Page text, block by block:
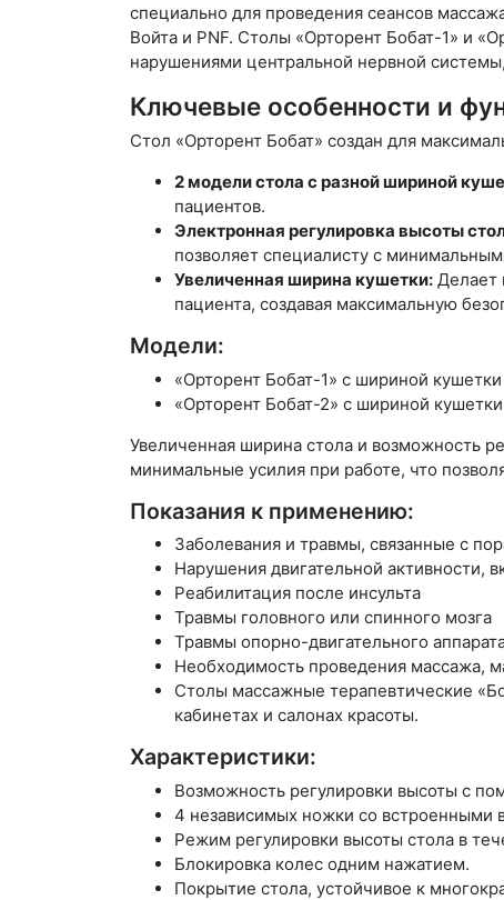
специально для проведения сеансов
Войта и PNF. Столы «Орторент Бобат-1» и
нарушениями центральной нервной
Ключевые особенности и
Стол «Орторент Бобат» создан для
2 модели стола с разной шириной
пациентов.
Электронная регулировка высоты
позволяет специалисту с
Увеличенная ширина кушетки: Делает
пациента, создавая максимальную
Модели:
«Орторент Бобат-1» с шириной
«Орторент Бобат-2» с шириной
Увеличенная ширина стола и возможность
минимальные усилия при работе, что
Показания к применению:
Заболевания и травмы, связанные с
Нарушения двигательной активности,
Реабилитация после инсульта
Травмы головного или спинного мозга
Травмы опорно-двигательного
Необходимость проведения массажа,
Столы массажные терапевтические
кабинетах и салонах красоты.
Характеристики:
Возможность регулировки высоты с
4 независимых ножки со встроенными
Режим регулировки высоты стола в
Блокировка колес одним нажатием.
Покрытие стола, устойчивое к